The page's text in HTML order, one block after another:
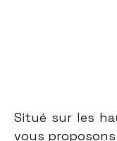
Situé sur les
vous